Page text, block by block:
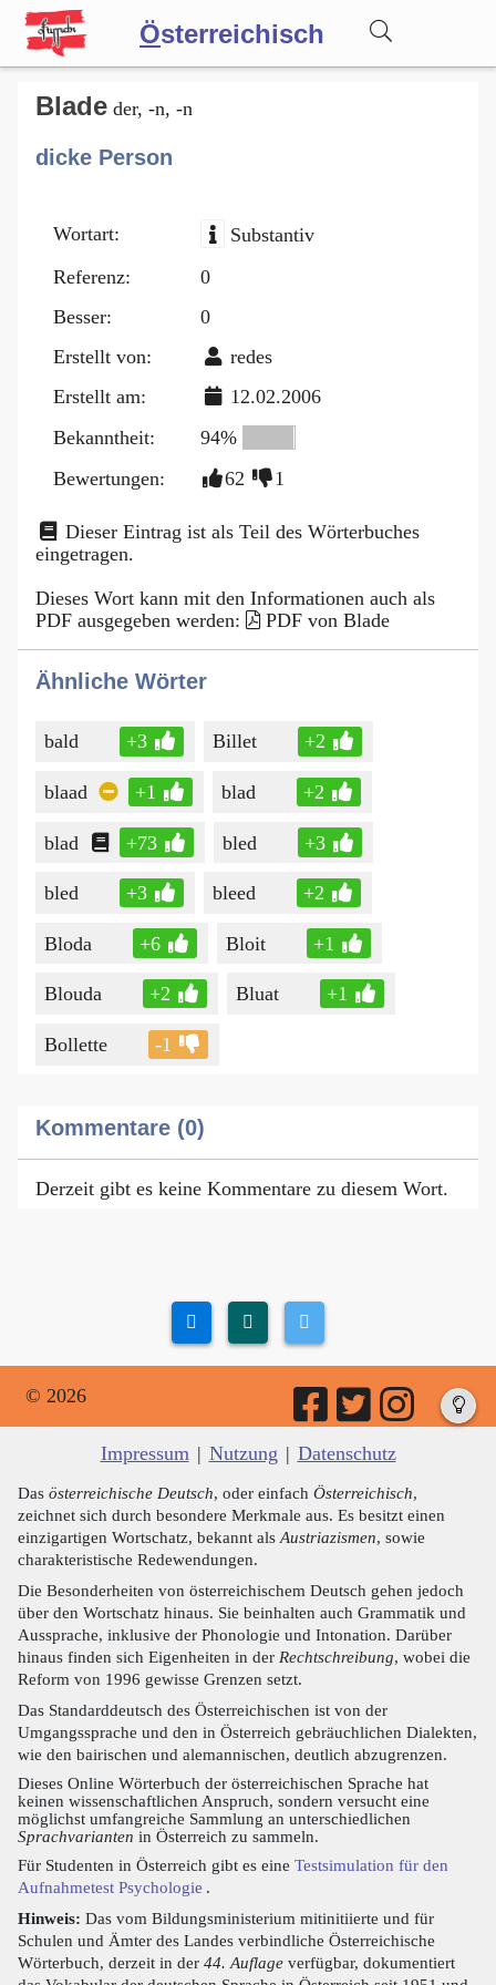
Österreichisch
Wörterbuch
Forum
Blog
Blade der, -n, -n
dicke Person
Wortart:
Substantiv
Referenz:
0
Besser:
0
Erstellt von:
redes
Erstellt am:
12.02.2006
Bekanntheit:
94%
Bewertungen:
62 1
Dieser Eintrag ist als Teil des Wörterbuches
eingetragen.
Dieses Wort kann mit den Informationen auch als
PDF ausgegeben werden:
PDF von Blade
Ähnliche Wörter
bald +3 Billet +2
blaad +1 blad +2
blad +73 bled +3
bled +3 bleed +2
Bloda +6 Bloit +1
Blouda +2 Bluat +1
Bollette -1
Kommentare (0)
Derzeit gibt es keine Kommentare zu diesem Wort.
© 2026
Impressum | Nutzung | Datenschutz
Das österreichische Deutsch, oder einfach Österreichisch,
zeichnet sich durch besondere Merkmale aus. Es besitzt einen
einzigartigen Wortschatz, bekannt als Austriazismen, sowie
charakteristische Redewendungen.
Die Besonderheiten von österreichischem Deutsch gehen jedoch
über den Wortschatz hinaus. Sie beinhalten auch Grammatik und
Aussprache, inklusive der Phonologie und Intonation. Darüber
hinaus finden sich Eigenheiten in der Rechtschreibung, wobei die
Reform von 1996 gewisse Grenzen setzt.
Das Standarddeutsch des Österreichischen ist von der
Umgangssprache und den in Österreich gebräuchlichen Dialekten,
wie den bairischen und alemannischen, deutlich abzugrenzen.
Dieses Online Wörterbuch der österreichischen Sprache hat
keinen wissenschaftlichen Anspruch, sondern versucht eine
möglichst umfangreiche Sammlung an unterschiedlichen
Sprachvarianten in Österreich zu sammeln.
Für Studenten in Österreich gibt es eine Testsimulation für den
Aufnahmetest Psychologie .
Hinweis: Das vom Bildungsministerium mitinitiierte und für
Schulen und Ämter des Landes verbindliche Österreichische
Wörterbuch, derzeit in der 44. Auflage verfügbar, dokumentiert